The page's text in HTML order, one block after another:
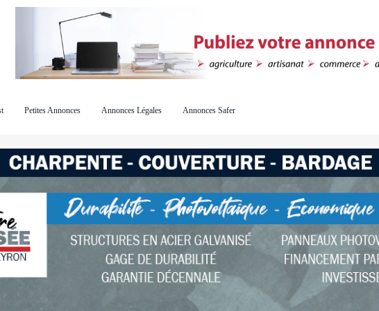
Petites Annonces Annonces Légales Annonces Safer